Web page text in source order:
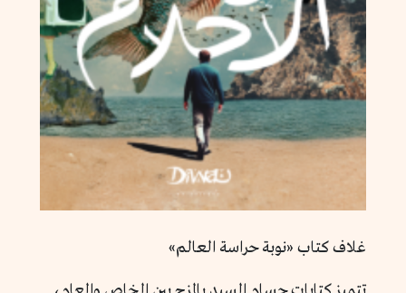
غلاف كتاب «نوبة حراسة العالم»